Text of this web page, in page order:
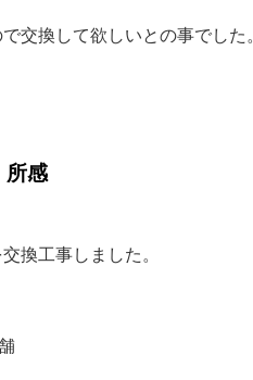
交換して欲しいとの事でした。
所感
換工事しました。